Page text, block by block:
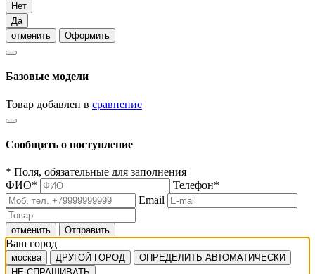
Нет
Да
отменить
Оформить
Базовые модели
Товар добавлен в сравнение
Сообщить о поступление
* Поля, обязательные для заполнения
ФИО* Телефон*
Email
отменить Отправить
Ваш город
москва ДРУГОЙ ГОРОД
ОПРЕДЕЛИТЬ АВТОМАТИЧЕСКИ